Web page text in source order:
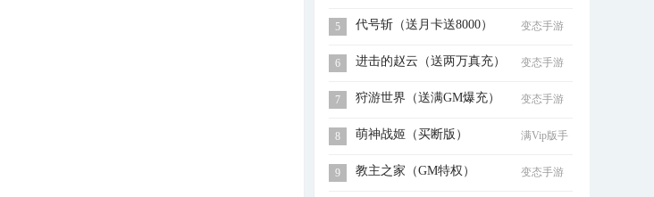
5
代号斩（送月卡送8000） 变态手游
6 进击的赵云（送两万真充） 变态手游
7 狩游世界（送满GM爆充） 变态手游
8 萌神战姬（买断版）
满Vip版手
9
教主之家（GM特权） 变态手游